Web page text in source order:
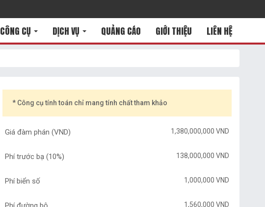
CÔNG CỤ DỊCH VỤ QUẢNG CÁO GIỚI THIỆU LIÊN HỆ
* Công cụ tính toán chỉ mang tính chất tham khảo
Giá đàm phán (VND) 1,380,000,000 VND
Phí trước bạ (10%) 138,000,000 VND
Phí biển số 1,000,000 VND
1,560,000 VND